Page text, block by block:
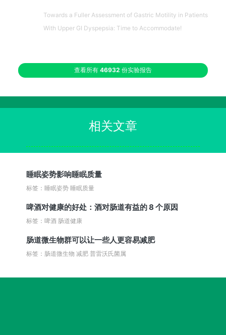
Towards a Fuller Assessment of Gastric Motility in Patients
With Upper GI Dyspepsia: Time to Accommodate!
查看所有 46932 份实验报告
相关文章
睡眠姿势影响睡眠质量
标签：睡眠姿势 睡眠质量
啤酒对健康的好处：酒对肠道有益的 8 个原因
标签：啤酒 肠道健康
肠道微生物群可以让一些人更容易减肥
标签：肠道微生物 减肥 普雷沃氏菌属